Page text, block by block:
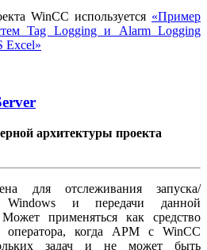
WinCC используется «Пример
Tag Logging и Alarm Logging
Excel»
архитектуры проекта
для отслеживания запуска/
Windows и передачи данной
применяться как средство
оператора, когда АРМ с WinCC
задач и не может быть